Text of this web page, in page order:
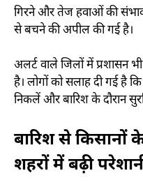
गिरने और तेज हवाओं की
से बचने की अपील की गई है।
अलर्ट वाले जिलों में प्रशासन
है। लोगों को सलाह दी गई है
निकलें और बारिश के दौरान
बारिश से
शहरों में बढ़ी